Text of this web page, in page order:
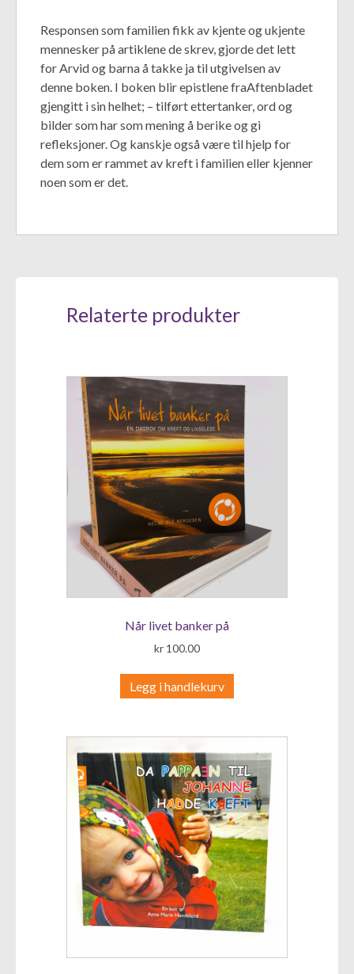
Responsen som familien fikk av kjente og ukjente
mennesker på artiklene de skrev, gjorde det lett
for Arvid og barna å takke ja til utgivelsen av
denne boken. I boken blir epistlene fraAftenbladet
gjengitt i sin helhet; – tilført ettertanker, ord og
bilder som har som mening å berike og gi
refleksjoner. Og kanskje også være til hjelp for
dem som er rammet av kreft i familien eller kjenner
noen som er det.
Relaterte produkter
Når livet banker på
kr 100.00
Legg i handlekurv